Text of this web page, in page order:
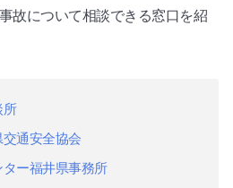
故について相談できる窓口を紹
所
通安全協会
ー福井県事務所